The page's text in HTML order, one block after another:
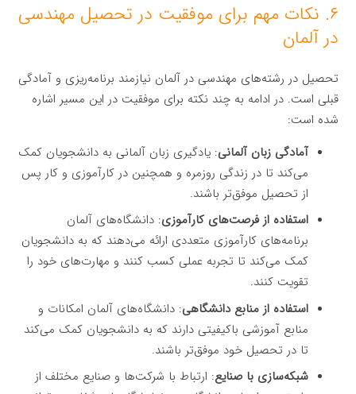
۶. نکات مهم برای موفقیت در تحصیل مهندسی
در آلمان
تحصیل در رشته‌های مهندسی در آلمان نیازمند برنامه‌ریزی و آمادگی
قبلی است. در ادامه به چند نکته برای موفقیت در این مسیر اشاره
شده است:
آمادگی زبان آلمانی: یادگیری زبان آلمانی به دانشجویان کمک
می‌کند تا در زندگی روزمره و همچنین در کارآموزی و کار پس
از تحصیل موفق‌تر باشند.
استفاده از فرصت‌های کارآموزی: دانشگاه‌های آلمان
برنامه‌های کارآموزی متعددی ارائه می‌دهند که به دانشجویان
کمک می‌کند تا تجربه عملی کسب کنند و مهارت‌های خود را
تقویت کنند.
استفاده از منابع دانشگاهی: دانشگاه‌های آلمان امکانات و
منابع آموزشی باکیفیتی دارند که به دانشجویان کمک می‌کند
تا در تحصیل خود موفق‌تر باشند.
شبکه‌سازی با صنایع: ارتباط با شرکت‌ها و صنایع مختلف از